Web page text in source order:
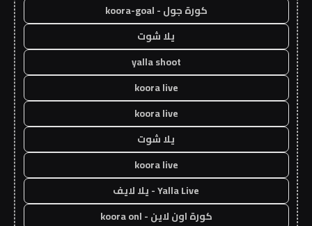
كورة جول - koora-goal
يلا شوت
yalla shoot
koora live
koora live
يلا شوت
koora live
Yalla Live - يلا لايف
كورة اون لاين - koora onl